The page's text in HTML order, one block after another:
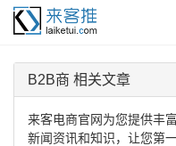
B2B商 相关文章
来客电商官网为您提供丰
新闻资讯和知识，让您第